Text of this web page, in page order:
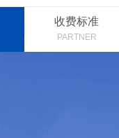
收费标准
PARTNER